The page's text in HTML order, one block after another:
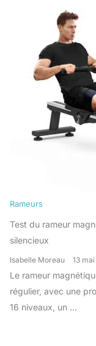
Rameurs
Test du rameur
silencieux
Isabelle Moreau 13
Le rameur
régulier, avec une
16 niveaux, un ...